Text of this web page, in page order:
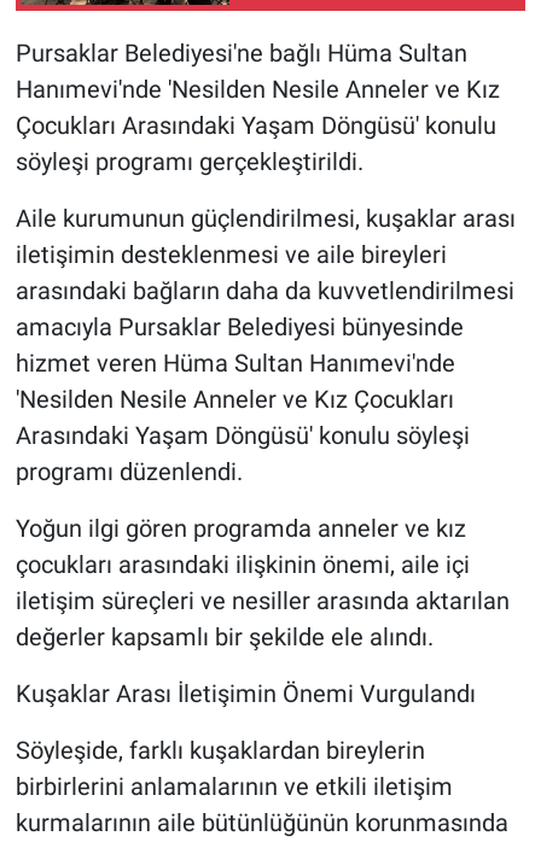
Pursaklar Belediyesi'ne bağlı Hüma Sultan
Hanımevi'nde 'Nesilden Nesile Anneler ve Kız
Çocukları Arasındaki Yaşam Döngüsü' konulu
söyleşi programı gerçekleştirildi.
Aile kurumunun güçlendirilmesi, kuşaklar arası
iletişimin desteklenmesi ve aile bireyleri
arasındaki bağların daha da kuvvetlendirilmesi
amacıyla Pursaklar Belediyesi bünyesinde
hizmet veren Hüma Sultan Hanımevi'nde
'Nesilden Nesile Anneler ve Kız Çocukları
Arasındaki Yaşam Döngüsü' konulu söyleşi
programı düzenlendi.
Yoğun ilgi gören programda anneler ve kız
çocukları arasındaki ilişkinin önemi, aile içi
iletişim süreçleri ve nesiller arasında aktarılan
değerler kapsamlı bir şekilde ele alındı.
Kuşaklar Arası İletişimin Önemi Vurgulandı
Söyleşide, farklı kuşaklardan bireylerin
birbirlerini anlamalarının ve etkili iletişim
kurmalarının aile bütünlüğünün korunmasında